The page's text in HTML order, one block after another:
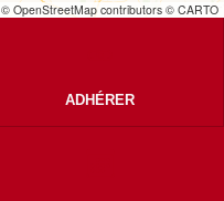
© OpenStreetMap contributors © CARTO
ADHÉRER